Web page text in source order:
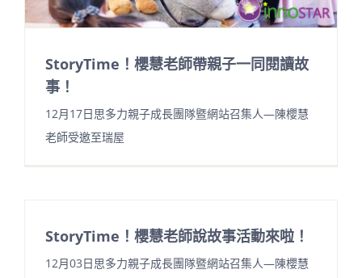
StoryTime！櫻慧老師帶親子一同閱讀故
事！
12月17日思多力親子成長團隊暨網站召集人—陳櫻慧
老師受邀至瑞屋
StoryTime！櫻慧老師說故事活動來啦！
12月03日思多力親子成長團隊暨網站召集人—陳櫻慧